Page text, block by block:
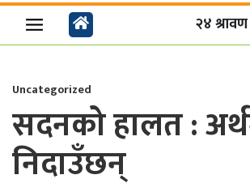
२४
Uncategorized
सदनको हालत :
निदाउँछन्